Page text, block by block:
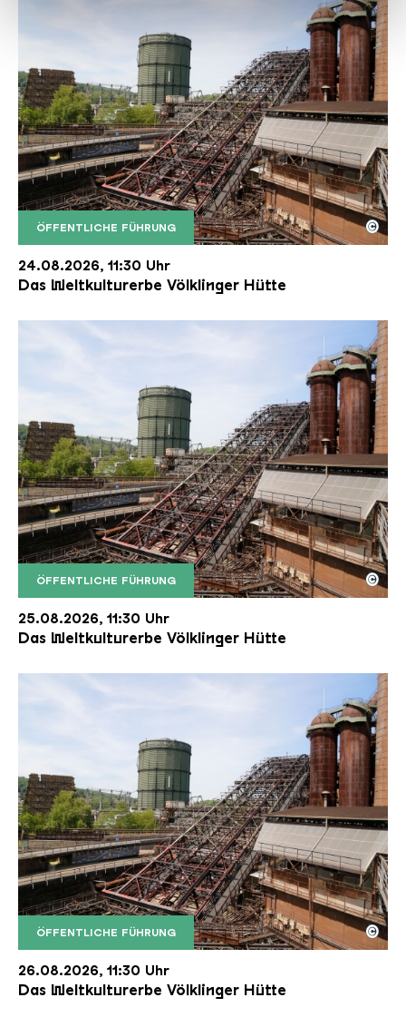
ÖFFENTLICHE FÜHRUNG
Der Erzschrägaufzug der Völklinger Hütte mit
Copyright: Weltkulturerbe Völklinger Hütte | Karl
©
24.08.2026, 11:30 Uhr
Das Weltkulturerbe Völklinger Hütte
ÖFFENTLICHE FÜHRUNG
Der Erzschrägaufzug der Völklinger Hütte mit
Copyright: Weltkulturerbe Völklinger Hütte | Karl
©
25.08.2026, 11:30 Uhr
Das Weltkulturerbe Völklinger Hütte
ÖFFENTLICHE FÜHRUNG
Der Erzschrägaufzug der Völklinger Hütte mit
Copyright: Weltkulturerbe Völklinger Hütte | Karl
©
26.08.2026, 11:30 Uhr
Das Weltkulturerbe Völklinger Hütte